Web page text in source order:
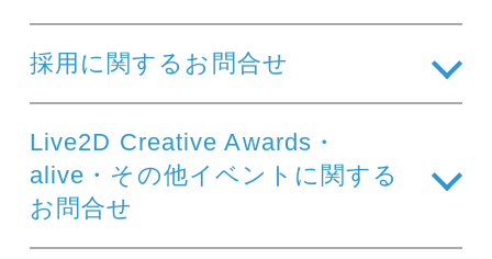
採用に関するお問合せ
Live2D Creative Awards・
alive・その他イベントに関する
お問合せ